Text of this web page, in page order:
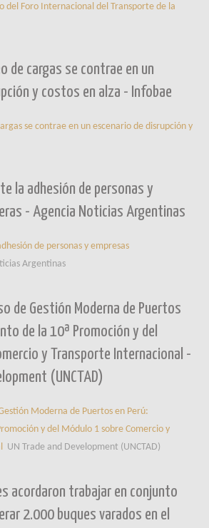
del Foro Internacional del Transporte de la
de cargas se contrae en un
y costos en alza - Infobae
se contrae en un escenario de disrupción y
la adhesión de personas y
- Agencia Noticias Argentinas
de personas y empresas
Argentinas
de Gestión Moderna de Puertos
de la 10ª Promoción y del
y Transporte Internacional -
(UNCTAD)
Moderna de Puertos en Perú:
y del Módulo 1 sobre Comercio y
UN Trade and Development (UNCTAD)
acordaron trabajar en conjunto
2.000 buques varados en el